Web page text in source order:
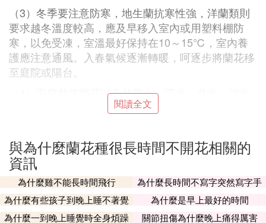
（3）冬季要注意防寒，地生蘭抗寒性強，洋蘭類則
要求越冬溫度較高，應及早移入室內或用塑料棚防
寒，以免受凍，室溫最好保持在10～15℃，室內養
護應注意通風。入春氣候逐漸轉暖，呵逐步將蘭花移
至庭院或陽台。
（4）家庭栽培蘭花以天然雨水、溪水、井水、河水
最好，如用自來水，要先用缸貯藏，經太陽暴曬除去
可隔一段時間施一次硫酸亞鐵以增加土壤酸度，另
外，用發酵的淘米水澆蘭花，也可使上壤保持微酸性
狀態。
參考資料:蘭花-網路
閱讀全文
與為什麼蘭花種很長時間不開花相關的
資訊
為什麼雞不能長時間飛行
為什麼長時間不寫字突然寫字手
會不習慣
為什麼有些孩子到晚上睡不著覺
為什麼是早上最好的時間
為什麼一到晚上睡覺時全身煩躁
關節扭傷為什麼晚上痛得厲害